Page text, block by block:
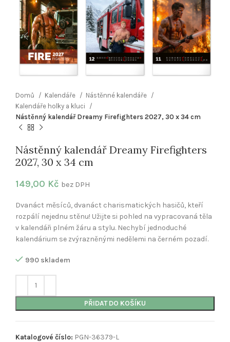
Domů Kalendáře
Nástěnné kalendáře
Kalendáře holky a kluci
Nástěnný kalendář Dreamy Firefighters 2027, 30 x 34 cm
Nástěnný kalendář Dreamy Firefighters
2027, 30 x 34 cm
149,00 Kč bez DPH
Dvanáct měsíců, dvanáct charismatických hasičů, kteří
rozpálí nejednu stěnu! Užijte si pohled na vypracovaná těla
v kalendáři plném žáru a stylu. Nechybí jednoduché
kalendárium se zvýrazněnými nedělemi na černém pozadí.
990 skladem
PŘIDAT DO KOŠÍKU
Katalogové číslo: PGN-36379-L